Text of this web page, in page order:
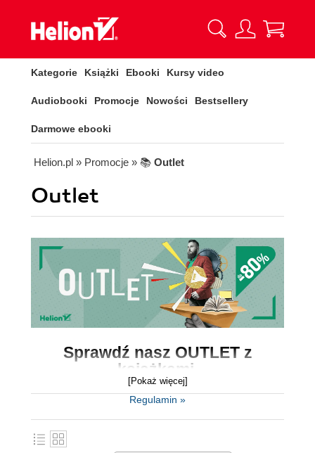
Kategorie Książki Ebooki Kursy video
Audiobooki Promocje Nowości Bestsellery
Darmowe ebooki
Helion.pl » Promocje » 📚 Outlet
Outlet
Sprawdź nasz OUTLET z
książkami.
Outlet to miejsce, gdzie znajdzieszksiążki w
[Pokaż więcej]
Regulamin »